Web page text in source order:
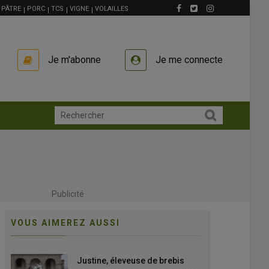
PÂTRE PORC TCS VIGNE VOLAILLES
Je m'abonne Je me connecte
Publicité
VOUS AIMEREZ AUSSI
Justine, éleveuse de brebis